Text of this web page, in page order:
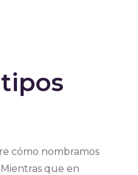
cómo nombramos
que en